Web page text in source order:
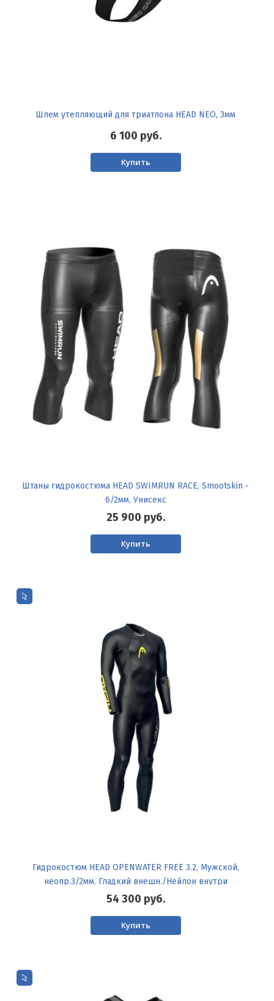
Шлем утепляющий для триатлона HEAD NEO, 3мм
6 100 руб.
Купить
Штаны гидрокостюма HEAD SWIMRUN RACE, Smootskin -
6/2мм, Унисекс
25 900 руб.
Купить
Гидрокостюм HEAD OPENWATER FREE 3.2, Мужской,
неопр.3/2мм. Гладкий внешн./Нейлон внутри
54 300 руб.
Купить